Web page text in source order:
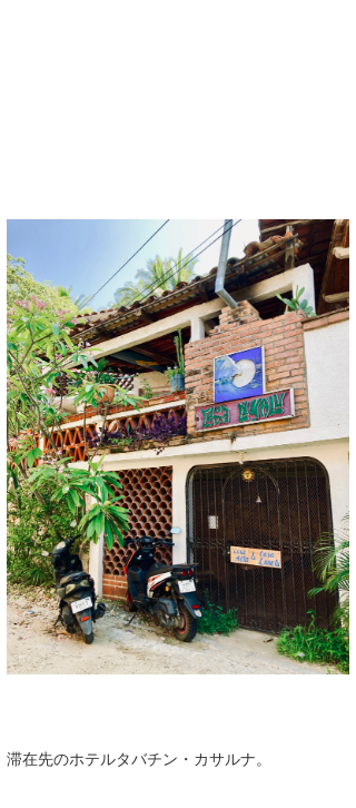
滞在先のホテルタバチン・カサルナ。